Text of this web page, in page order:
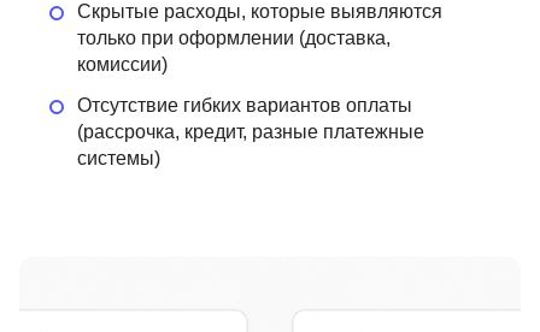
Скрытые расходы, которые выявляются
только при оформлении (доставка,
комиссии)
Отсутствие гибких вариантов оплаты
(рассрочка, кредит, разные платежные
системы)